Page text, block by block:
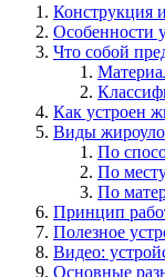
Конструкция
Особенности
Что собой
Как устроен
Виды
По
По
По
Принцип
Полезное
Видео:
Основные